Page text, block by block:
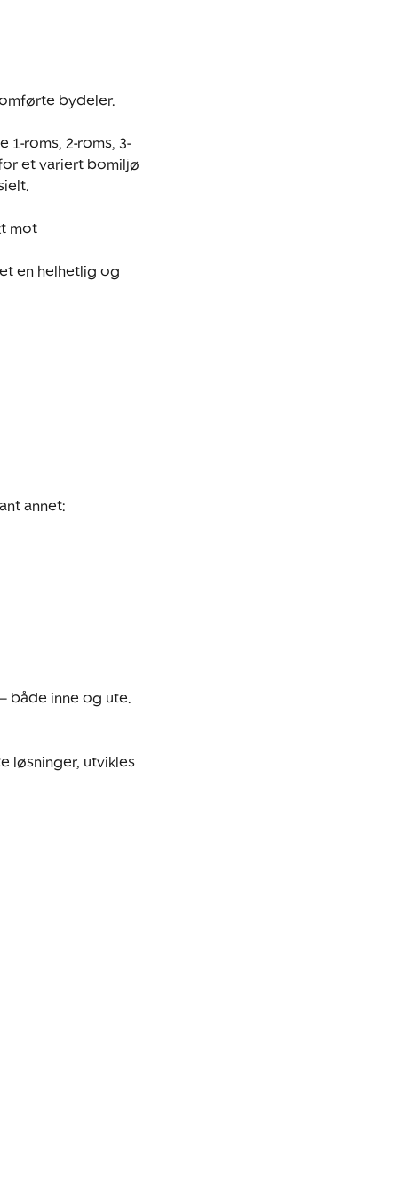
bydeler.
roms, 2-roms, 3-
et variert bomiljø
mot
en helhetlig og
annet:
både inne og ute.
løsninger, utvikles